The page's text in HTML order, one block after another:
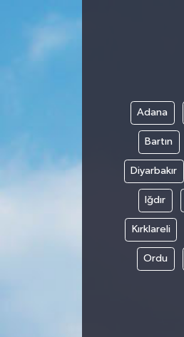
Adana
Bartın
Diyarbakır
Iğdır
Kırklareli
Ordu